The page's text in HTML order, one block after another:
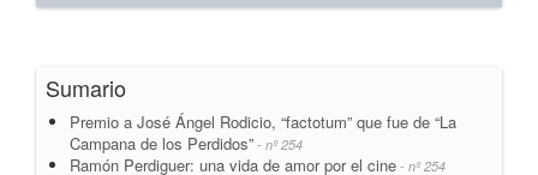
Sumario
Premio a José Ángel Rodicio, “factotum” que fue de “La
Campana de los Perdidos” - nº 254
Ramón Perdiguer: una vida de amor por el cine - nº 254